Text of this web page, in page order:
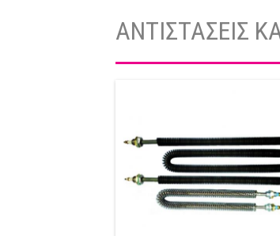
ΑΝΤΙΣΤΑΣΕΙΣ